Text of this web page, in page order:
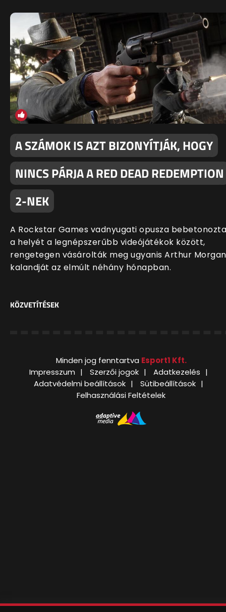
A SZÁMOK IS AZT BIZONYÍTJÁK, HOGY
NINCS PÁRJA A RED DEAD REDEMPTION
2-NEK
A Rockstar Games vadnyugati opusza bebetonozta
a helyét a legnépszerűbb videójátékok között,
rengetegen vásárolták meg ugyanis Arthur Morgan
kalandját az elmúlt néhány hónapban.
KÖZVETÍTÉSEK
Minden jog fenntartva Esport1 Kft.
Impresszum
Szerzői jogok
Adatkezelés
Adatvédelmi beállítások
Sütibeállítások
Felhasználási Feltételek